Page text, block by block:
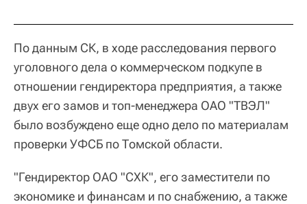
По данным СК, в ходе расследования первого
уголовного дела о коммерческом подкупе в
отношении гендиректора предприятия, а также
двух его замов и топ-менеджера ОАО "ТВЭЛ"
было возбуждено еще одно дело по материалам
проверки УФСБ по Томской области.
"Гендиректор ОАО "СХК", его заместители по
экономике и финансам и по снабжению, а также